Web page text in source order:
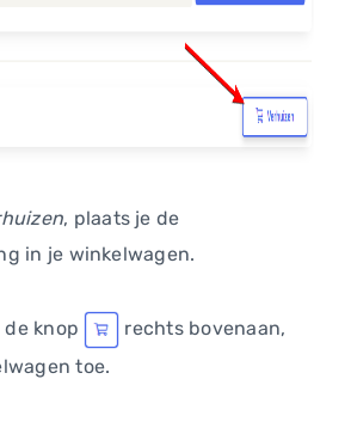
, plaats je de
in je winkelwagen.
de knop
rechts bovenaan,
toe.